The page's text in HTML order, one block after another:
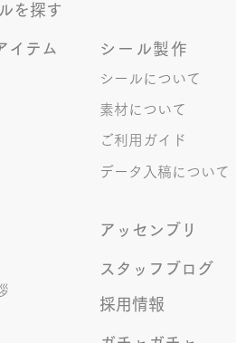
こ(ニックネーム)は、漢字がちょ
っぴり苦手。 だけど本人はいつ
も自信満々。 【彼女の書いた漢
字の間違い例】 機械説定×⇒設定
〇 準備能熱×⇒態勢〇 証固
「恥ずかしい！」とか「覚えま
す！」になるところ、きなこは
を探す
イテム シール製作
シールについて
素材について
ご利用ガイド
データ入稿について
アッセンブリ
スタッフブログ
採用情報